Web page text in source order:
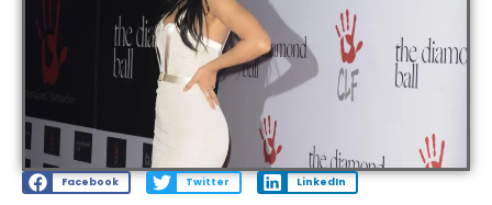
Facebook Twitter LinkedIn